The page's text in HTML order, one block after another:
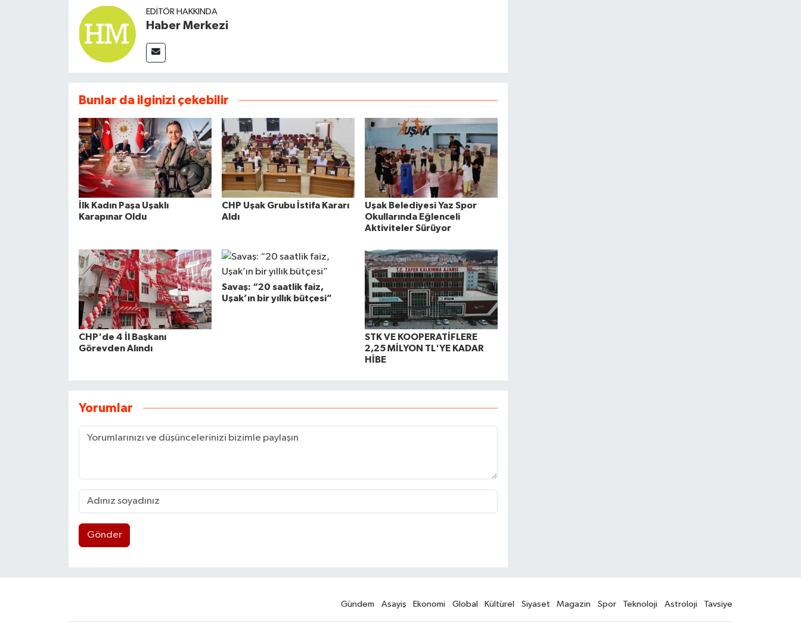
EDITÖR HAKKINDA
Haber Merkezi
Bunlar da ilginizi çekebilir
İlk Kadın Paşa Uşaklı
Karapınar Oldu
CHP Uşak Grubu İstifa Kararı
Aldı
Uşak Belediyesi Yaz Spor
Okullarında Eğlenceli
Aktiviteler Sürüyor
CHP'de 4 İl Başkanı
Görevden Alındı
Savaş: “20 saatlik faiz,
Uşak’ın bir yıllık bütçesi”
STK VE KOOPERATİFLERE
2,25 MİLYON TL'YE KADAR
HİBE
Yorumlar
Gönder
Gündem Asayiş Ekonomi Global Kültürel Siyaset Magazin Spor Teknoloji Astroloji Tavsiye